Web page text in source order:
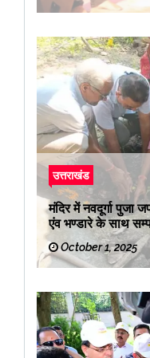
उत्तराखंड
मंदिर में नवदूर्गा पुजा
एंव भण्डारे के साथ
October 1, 2025